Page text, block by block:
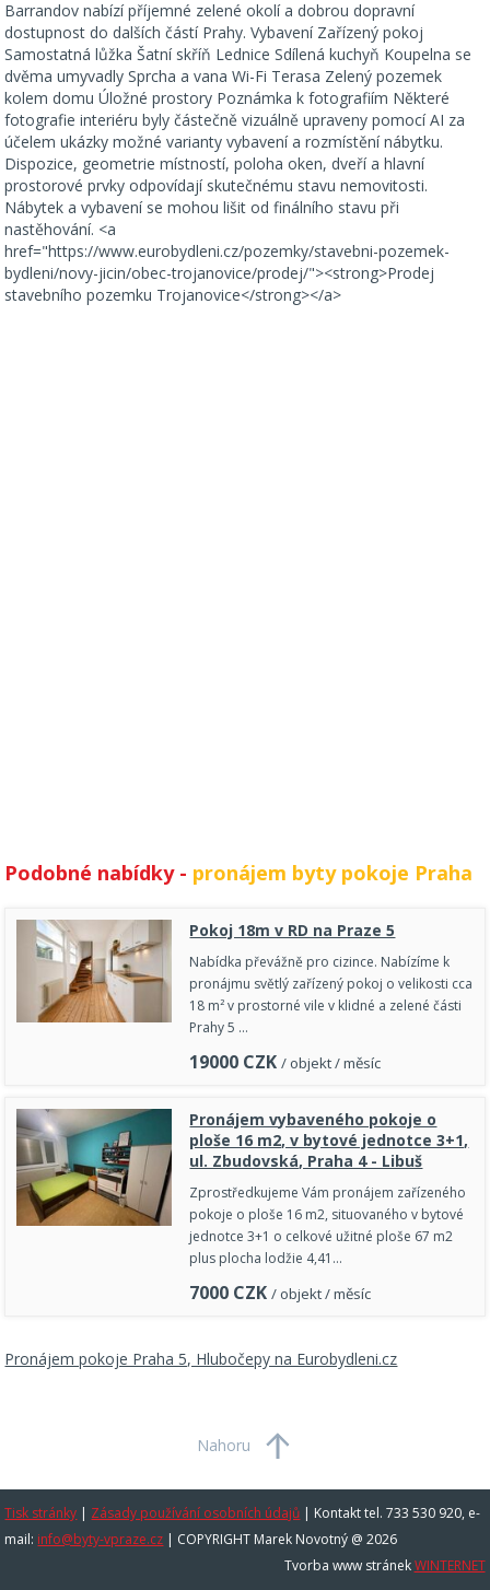
Barrandov nabízí příjemné zelené okolí a dobrou dopravní
dostupnost do dalších částí Prahy. Vybavení Zařízený pokoj
Samostatná lůžka Šatní skříň Lednice Sdílená kuchyň Koupelna se
dvěma umyvadly Sprcha a vana Wi-Fi Terasa Zelený pozemek
kolem domu Úložné prostory Poznámka k fotografiím Některé
fotografie interiéru byly částečně vizuálně upraveny pomocí AI za
účelem ukázky možné varianty vybavení a rozmístění nábytku.
Dispozice, geometrie místností, poloha oken, dveří a hlavní
prostorové prvky odpovídají skutečnému stavu nemovitosti.
Nábytek a vybavení se mohou lišit od finálního stavu při
nastěhování. <a
href="https://www.eurobydleni.cz/pozemky/stavebni-pozemek-
bydleni/novy-jicin/obec-trojanovice/prodej/"><strong>Prodej
stavebního pozemku Trojanovice</strong></a>
Podobné nabídky - pronájem byty pokoje Praha
Pokoj 18m v RD na Praze 5
Nabídka převážně pro cizince. Nabízíme k
pronájmu světlý zařízený pokoj o velikosti cca
18 m² v prostorné vile v klidné a zelené části
Prahy 5 …
19000 CZK / objekt / měsíc
Pronájem vybaveného pokoje o
ploše 16 m2, v bytové jednotce 3+1,
ul. Zbudovská, Praha 4 - Libuš
Zprostředkujeme Vám pronájem zařízeného
pokoje o ploše 16 m2, situovaného v bytové
jednotce 3+1 o celkové užitné ploše 67 m2
plus plocha lodžie 4,41…
7000 CZK / objekt / měsíc
Pronájem pokoje Praha 5, Hlubočepy na Eurobydleni.cz
Nahoru
Tisk stránky | Zásady používání osobních údajů | Kontakt tel. 733 530 920, e-
mail: info@byty-vpraze.cz | COPYRIGHT Marek Novotný @ 2026
Tvorba www stránekWINTERNET